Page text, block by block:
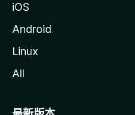
iOS
Android
Linux
All